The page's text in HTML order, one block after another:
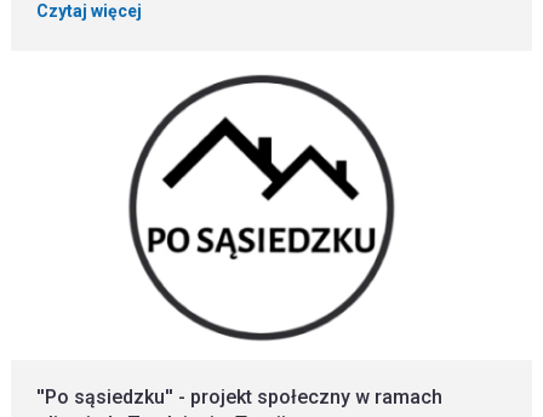
Czytaj więcej
''Po sąsiedzku'' - projekt społeczny w ramach